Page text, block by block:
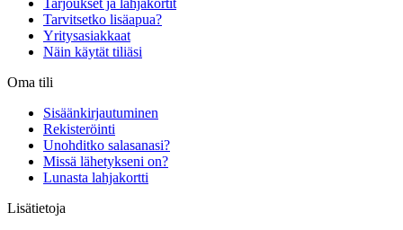
Tarjoukset ja lahjakortit
Tarvitsetko lisäapua?
Yritysasiakkaat
Näin käytät tiliäsi
Oma tili
Sisäänkirjautuminen
Rekisteröinti
Unohditko salasanasi?
Missä lähetykseni on?
Lunasta lahjakortti
Lisätietoja